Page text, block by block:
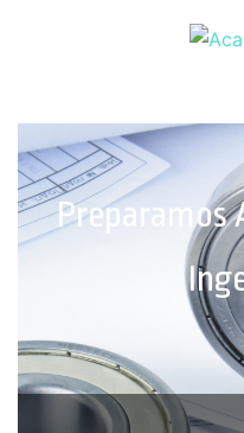
Preparamos